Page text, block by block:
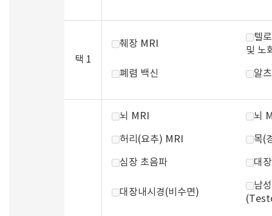
택 1
췌장 MRI
텔
및 노
폐렴 백신 알
뇌 MRI 뇌
허리(요추) MRI 목(
심장 초음파 대
대장내시경(비수면)
남